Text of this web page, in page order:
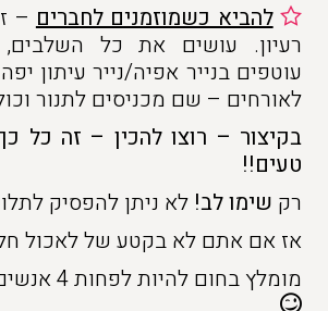
להביא כשמוזמנים לחברים –
רעיון. עושים את כל
עוטפים בנייר אפיה/נייר עיתון
לאורחים – שם מכניסים לתנור
בקיצור – רוצו להכין – זה כל
טעים!!
רק שימו לב! לא ניתן להפסיק
אז אם אתם לא בקטע של לאכול
מומלץ בחום להיות לפחות 4 אנשים, אחרת חבל